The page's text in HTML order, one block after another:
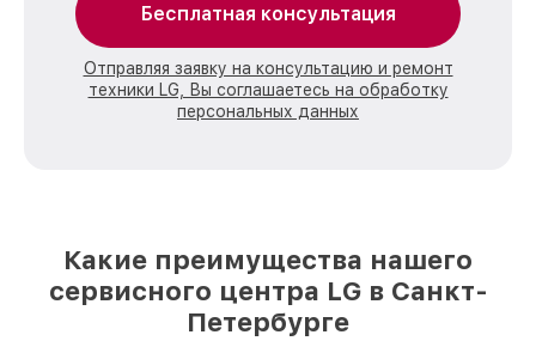
Бесплатная консультация
Отправляя заявку на консультацию и ремонт
техники LG, Вы соглашаетесь на обработку
персональных данных
Какие преимущества нашего
сервисного центра LG в Санкт-
Петербурге